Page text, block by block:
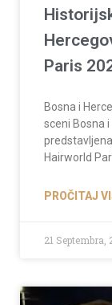
Paris
Bosna i
sceni Bosna
Hairworld
PROČITAJ
21 Septembra,